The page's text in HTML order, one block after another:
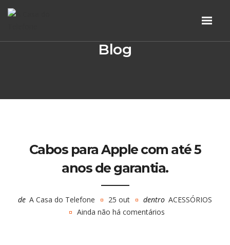
Blog
Cabos para Apple com até 5
anos de garantia.
de A Casa do Telefone 25 out dentro ACESSÓRIOS
Ainda não há comentários